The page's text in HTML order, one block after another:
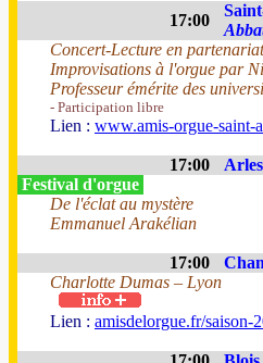
17:00
Concert-Lecture en
Improvisations à l'orgue par
Professeur émérite des
- Participation libre
Lien : www.amis-orgue-saint-
17:00
Festival d'orgue
De l'éclat au mystère
Emmanuel Arakélian
17:00
Charlotte Dumas – Lyon
Lien : amisdelorgue.fr/saison-